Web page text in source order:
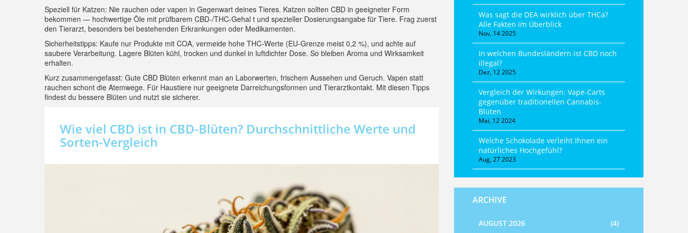
Speziell für Katzen: Nie rauchen oder vapen in Gegenwart deines Tieres. Katzen sollten CBD in geeigneter Form
bekommen — hochwertige Öle mit prüfbarem CBD‑/THC‑Gehal t und spezieller Dosierungsangabe für Tiere. Frag zuerst
den Tierarzt, besonders bei bestehenden Erkrankungen oder Medikamenten.
Sicherheitstipps: Kaufe nur Produkte mit COA, vermeide hohe THC‑Werte (EU‑Grenze meist 0,2 %), und achte auf
saubere Verarbeitung. Lagere Blüten kühl, trocken und dunkel in luftdichter Dose. So bleiben Aroma und Wirksamkeit
erhalten.
Kurz zusammengefasst: Gute CBD Blüten erkennt man an Laborwerten, frischem Aussehen und Geruch. Vapen statt
rauchen schont die Atemwege. Für Haustiere nur geeignete Darreichungsformen und Tierarztkontakt. Mit diesen Tipps
findest du bessere Blüten und nutzt sie sicherer.
Wie viel CBD ist in CBD-Blüten? Durchschnittliche Werte und
Sorten-Vergleich
Was sagt die DEA wirklich über THCa?
Alle Fakten im Überblick
Nov, 14 2025
In welchen Bundesländern ist CBD noch
illegal?
Dez, 12 2025
Vergleich der Wirkungen: Vape-Carts
gegenüber traditionellen Cannabis-
Blüten
Mai, 12 2024
Welche Schokolade verleiht Ihnen ein
natürliches Hochgefühl?
Aug, 27 2023
ARCHIVE
AUGUST 2026
(4)